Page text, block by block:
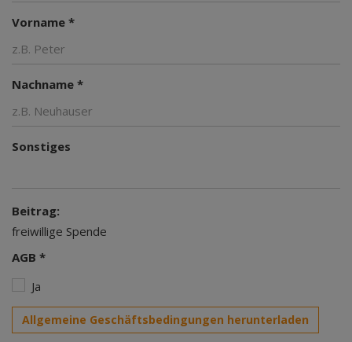
Vorname *
Nachname *
Sonstiges
Beitrag:
freiwillige Spende
AGB *
Ja
Allgemeine Geschäftsbedingungen herunterladen